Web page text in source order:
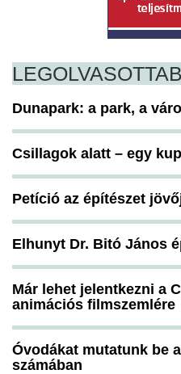
Dunapark: a park, a
Csillagok alatt – egy
Petíció az építészet
Elhunyt Dr. Bitó János
Már lehet jelentkezni a
animációs filmszemlére
Óvodákat mutatunk be
számában